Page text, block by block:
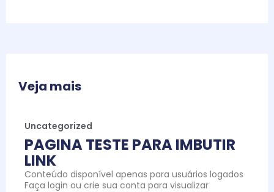
Veja mais
Uncategorized
PAGINA TESTE PARA IMBUTIR
LINK
Conteúdo disponível apenas para usuários logados
Faça login ou crie sua conta para visualizar